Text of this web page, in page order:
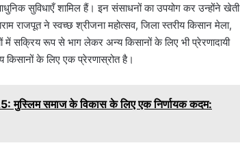
सुविधाएँ शामिल हैं। इन संसाधनों का उपयोग कर उन्होंने खेती
राजपूत ने स्वच्छ श्रीजना महोत्सव, जिला स्तरीय किसान मेला,
में सक्रिय रूप से भाग लेकर अन्य किसानों के लिए भी प्रेरणादायी
के लिए एक प्रेरणास्रोत है।
मुस्लिम समाज के विकास के लिए एक निर्णायक कदम: